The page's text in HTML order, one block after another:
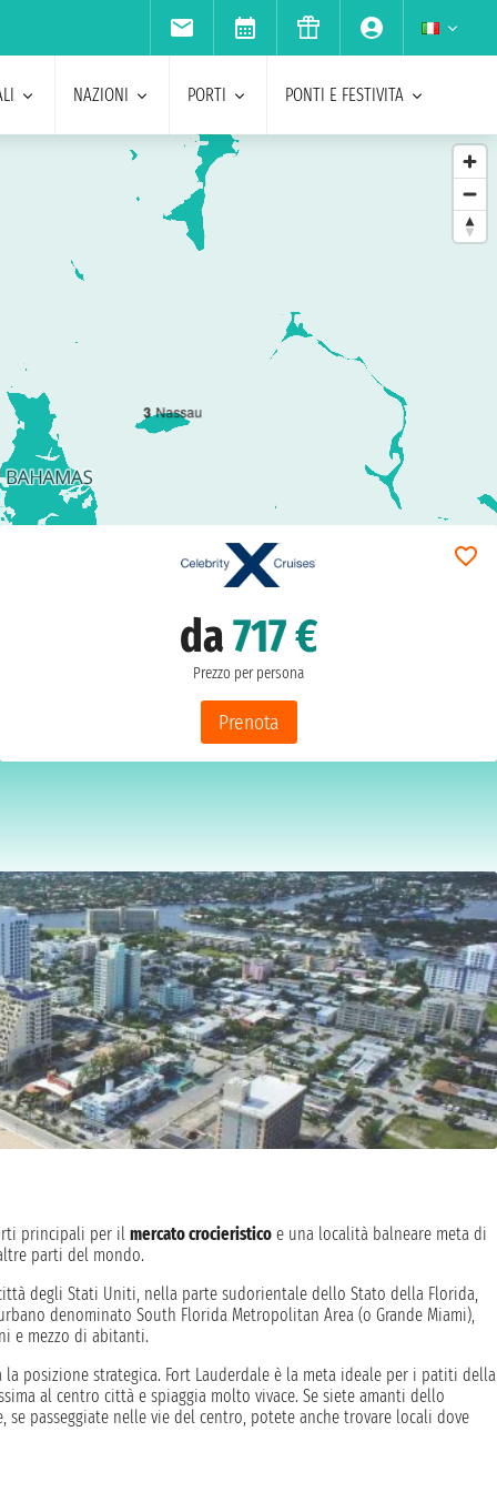
NAZIONI PORTI PONTI E FESTIVITA
3 Nassau
da717 €
Prezzo per persona
Prenota
principali per il mercato crocieristicoe una località balneare meta di
parti del mondo.
degli Stati Uniti, nella parte sudorientale dello Stato della Florida,
denominato South Florida Metropolitan Area (o Grande Miami),
e mezzo di abitanti.
posizione strategica. Fort Lauderdale è la meta ideale per i patiti della
al centro città e spiaggia molto vivace. Se siete amanti dello
passeggiate nelle vie del centro, potete anche trovare locali dove